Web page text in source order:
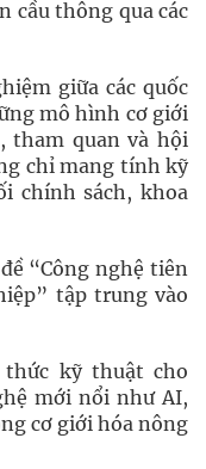
cầu thông qua các
giữa các quốc
mô hình cơ giới
tham quan và hội
chỉ mang tính kỹ
chính sách, khoa
“Công nghệ tiên
tập trung vào
thức kỹ thuật cho
mới nổi như AI,
cơ giới hóa nông